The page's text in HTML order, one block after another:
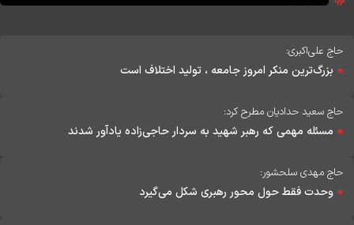
حاج علی‌اکبری:
بزرگ‌ترین منکر امروز جامعه ، تولید اختلاف است
حاج سعید حدادیان مطرح کرد:
مسئله مهمی که رهبر شهید به سردار حاجی‌زاده یادآور شدند
حاج مهدی سلحشور:
وحدت فقط حول محور رهبری شکل می‌گیرد